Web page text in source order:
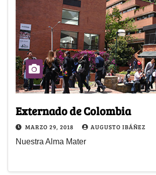
Externado de Colombia
MARZO 29, 2018 AUGUSTO IBÁÑEZ
Nuestra Alma Mater